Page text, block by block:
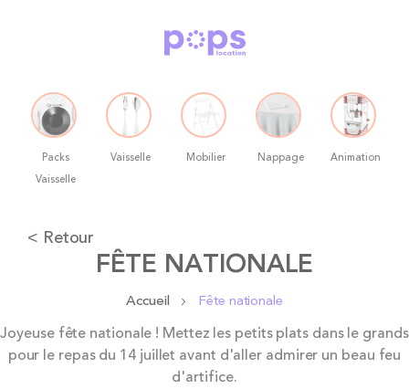
Packs
Vaisselle
Vaisselle Mobilier Nappage Animation
Allez
< Retour
FÊTE NATIONALE
Accueil Fête nationale
Joyeuse fête nationale ! Mettez les petits plats dans le grands
pour le repas du 14 juillet avant d'aller admirer un beau feu
d'artifice.